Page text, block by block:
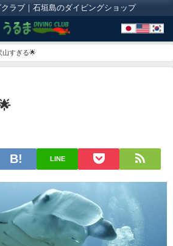
ラブ｜石垣島のダイビングショップ
山すぎる🌟
LINE